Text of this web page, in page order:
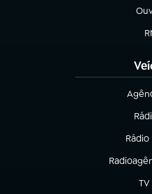
(abre
Rádio
(abre
(abre em
TV